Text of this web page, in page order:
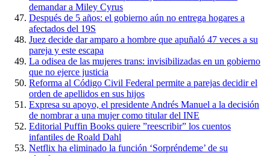
demandar a Miley Cyrus
Después de 5 años: el gobierno aún no entrega hogares a
afectados del 19S
Juez decide dar amparo a hombre que apuñaló 47 veces a su
pareja y este escapa
La odisea de las mujeres trans: invisibilizadas en un gobierno
que no ejerce justicia
Reforma al Código Civil Federal permite a parejas decidir el
orden de apellidos en sus hijos
Expresa su apoyo, el presidente Andrés Manuel a la decisión
de nombrar a una mujer como titular del INE
Editorial Puffin Books quiere ”reescribir” los cuentos
infantiles de Roald Dahl
Netflix ha eliminado la función ‘Sorpréndeme’ de su